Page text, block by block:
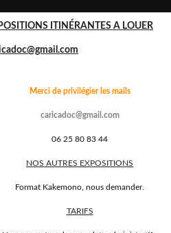
ITINÉRANTES A LOUER
Merci de privilégier les mails
caricadoc@gmail.com
06 25 80 83 44
NOS AUTRES EXPOSITIONS
Format Kakemono, nous demander.
TARIFS